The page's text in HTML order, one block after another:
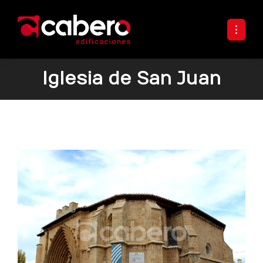
Iglesia de San Juan